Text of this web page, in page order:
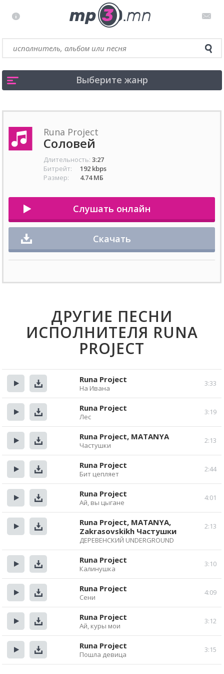
Выберите жанр
Runa Project
Соловей
Длительность: 3:27
Битрейт:
192 kbps
Размер:
4.74 МБ
Слушать онлайн
Скачать
ДРУГИЕ ПЕСНИ
ИСПОЛНИТЕЛЯ RUNA
PROJECT
Прослушать
Скачать
3:33
Runa Project
На Ивана
Прослушать
Скачать
3:19
Runa Project
Лес
Прослушать
Скачать
2:13
Runa Project, MATANYA
Частушки
Прослушать
Скачать
2:44
Runa Project
Бит цепляет
Прослушать
Скачать
4:01
Runa Project
Ай, вы цыгане
2:13
Runa Project, MATANYA,
Zakrasovskikh Частушки
ДЕРЕВЕНСКИЙ UNDERGROUND
Прослушать
Скачать
3:10
Runa Project
Калинушка
Прослушать
Скачать
4:09
Runa Project
Сени
Прослушать
Скачать
3:12
Runa Project
Ай, куры мои
Прослушать
Скачать
3:15
Runa Project
Пошла девица